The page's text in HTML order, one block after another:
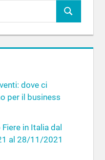
r
dove ci
per il business
Fiere in Italia dal
al 28/11/2021